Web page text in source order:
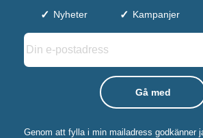
Nyheter Kampanjer
Genom att fylla i min mailadress godkänner